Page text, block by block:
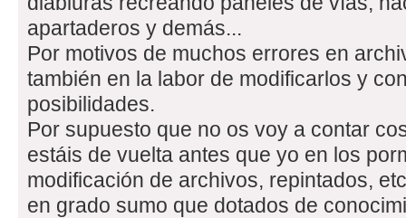
apartaderos y demás...
Por motivos de muchos errores en
también en la labor de modificarlos y
posibilidades.
Por supuesto que no os voy a contar
estáis de vuelta antes que yo en los
modificación de archivos, repintados,
en grado sumo que dotados de